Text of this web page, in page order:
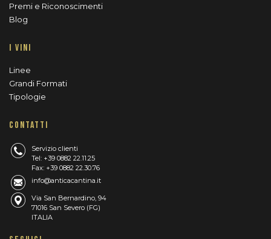
Premi e Riconoscimenti
Blog
I VINI
Linee
Grandi Formati
Tipologie
CONTATTI
Servizio clienti
Tel: +39 0882 22.11.25
Fax: +39 0882 22.30.76
info@anticacantina.it
Via San Bernardino, 94
71016 San Severo (FG)
ITALIA